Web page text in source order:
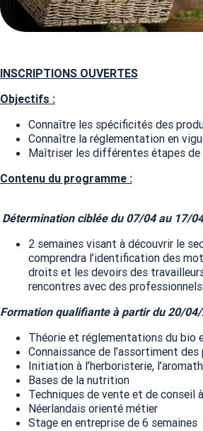
INSCRIPTIONS OUVERTES
Objectifs :
Connaître les spécificités des
Connaître la réglementation en
Maîtriser les différentes étapes de
Contenu du programme :
Détermination ciblée du 07/04 au 17/
2 semaines visant à découvrir le
comprendra l’identification des
droits et les devoirs des
rencontres avec des
Formation qualifiante à partir du 20/
Théorie et réglementations du bio
Connaissance de l’assortiment
Initiation à l’herboristerie,
Bases de la nutrition
Techniques de vente et de conseil
Néerlandais orienté métier
Stage en entreprise de 6 semaines